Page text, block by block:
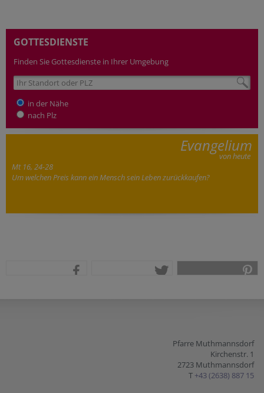
GOTTESDIENSTE
Finden Sie Gottesdienste in Ihrer Umgebung
in der Nähe
nach Plz
Evangelium
von heute
Mt 16, 24-28
Um welchen Preis kann ein Mensch sein Leben zurückkaufen?
Pfarre Muthmannsdorf
Kirchenstr. 1
2723 Muthmannsdorf
T +43 (2638) 887 15